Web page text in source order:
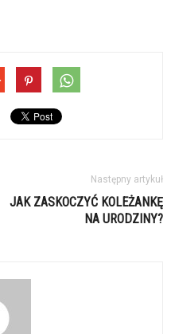
Następny artykuł
JAK ZASKOCZYĆ KOLEŻANKĘ
NA URODZINY?